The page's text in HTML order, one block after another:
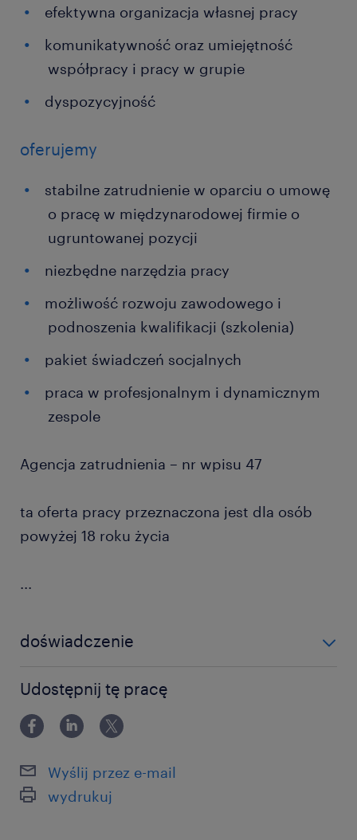
efektywna organizacja własnej pracy
komunikatywność oraz umiejętność
współpracy i pracy w grupie
dyspozycyjność
oferujemy
stabilne zatrudnienie w oparciu o umowę
o pracę w międzynarodowej firmie o
ugruntowanej pozycji
niezbędne narzędzia pracy
możliwość rozwoju zawodowego i
podnoszenia kwalifikacji (szkolenia)
pakiet świadczeń socjalnych
praca w profesjonalnym i dynamicznym
zespole
Agencja zatrudnienia – nr wpisu 47
ta oferta pracy przeznaczona jest dla osób
powyżej 18 roku życia
...
doświadczenie
Udostępnij tę pracę
Wyślij przez e-mail
wydrukuj